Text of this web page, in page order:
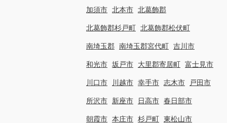
加須市 北本市 北葛飾郡
北葛飾郡杉戸町 北葛飾郡松伏町
南埼玉郡 南埼玉郡宮代町 吉川市
和光市 坂戸市 大里郡寄居町 富士見市
川口市 川越市 幸手市 志木市 戸田市
所沢市 新座市 日高市 春日部市
朝霞市 本庄市 杉戸町 東松山市